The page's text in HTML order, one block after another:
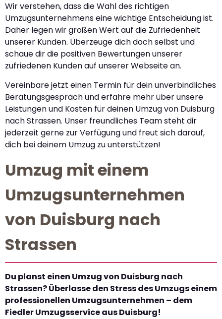
Wir verstehen, dass die Wahl des richtigen
Umzugsunternehmens eine wichtige Entscheidung ist.
Daher legen wir großen Wert auf die Zufriedenheit
unserer Kunden. Überzeuge dich doch selbst und
schaue dir die positiven Bewertungen unserer
zufriedenen Kunden auf unserer Webseite an.
Vereinbare jetzt einen Termin für dein unverbindliches
Beratungsgespräch und erfahre mehr über unsere
Leistungen und Kosten für deinen Umzug von Duisburg
nach Strassen. Unser freundliches Team steht dir
jederzeit gerne zur Verfügung und freut sich darauf,
dich bei deinem Umzug zu unterstützen!
Umzug mit einem
Umzugsunternehmen
von Duisburg nach
Strassen
Du planst einen Umzug von Duisburg nach
Strassen? Überlasse den Stress des Umzugs einem
professionellen Umzugsunternehmen – dem
Fiedler Umzugsservice aus Duisburg!